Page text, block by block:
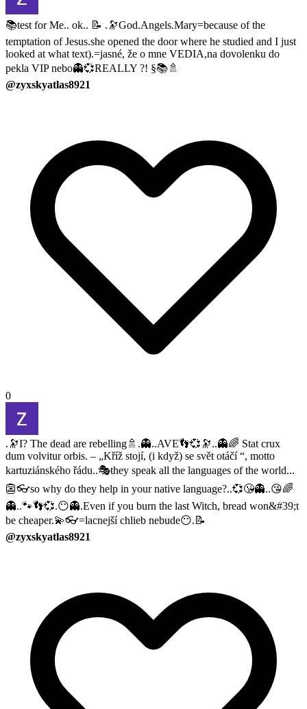
📚test for Me.. ok.. 📝 .🔭God.Angels.Mary=because of the
temptation of Jesus.she opened the door where he studied and I just
looked at what text).=jasné, že o mne VEDIA,na dovolenku do
pekla VIP nebo👻💞REALLY ?! §📚🚿
@zyxskyatlas8921
0
.🔭I? The dead are rebelling🚿.👻..AVE👣💞🔭..👻🌈 Stat crux
dum volvitur orbis. – „Kříž stojí, (i když) se svět otáčí “, motto
kartuziánského řádu..🎭they speak all the languages ​​of the world...
👺👓so why do they help in your native language?..💞😘👻..😘🌈
👻..🐾👣💞.😶👻.Even if you burn the last Witch, bread won&#39;t
be cheaper.💫👓=lacnejší chlieb nebude😶.📝
@zyxskyatlas8921